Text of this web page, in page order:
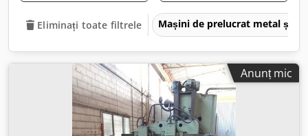
Eliminați toate filtrele Mașini de prelucrat metal și
Anunț mic